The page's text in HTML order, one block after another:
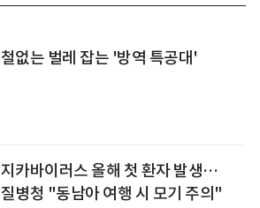
철없는 벌레 잡는 '방역 특공대'
지카바이러스 올해 첫 환자 발생…
질병청 "동남아 여행 시 모기 주의"